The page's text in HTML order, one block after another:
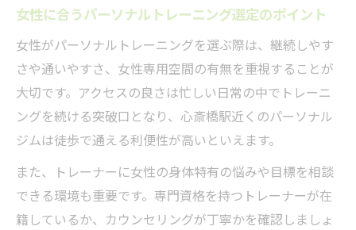
女性に合うパーソナルトレーニング選定のポイント
女性がパーソナルトレーニングを選ぶ際は、継続しやす
さや通いやすさ、女性専用空間の有無を重視することが
大切です。アクセスの良さは忙しい日常の中でトレーニ
ングを続ける突破口となり、心斎橋駅近くのパーソナル
ジムは徒歩で通える利便性が高いといえます。
また、トレーナーに女性の身体特有の悩みや目標を相談
できる環境も重要です。専門資格を持つトレーナーが在
籍しているか、カウンセリングが丁寧かを確認しましょ